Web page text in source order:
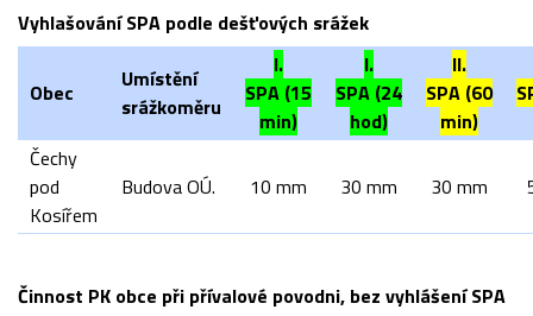
Vyhlašování SPA podle dešťových srážek
Obec
Umístění
srážkoměru
I.
SPA (15
min)
I.
SPA (24
hod)
II.
SPA (60
min)
Čechy
pod
Kosířem
Budova OÚ. 10 mm 30 mm 30 mm
Činnost PK obce při přívalové povodni, bez vyhlášení SPA